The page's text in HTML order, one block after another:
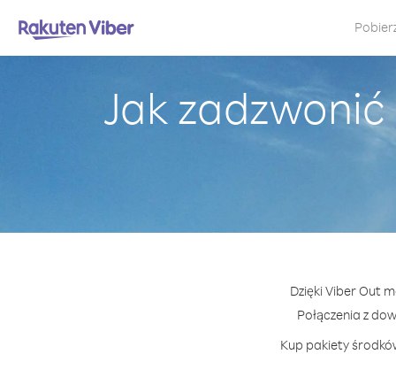
Jak
Dzięki Viber Out
Połączenia z
Kup pakiety